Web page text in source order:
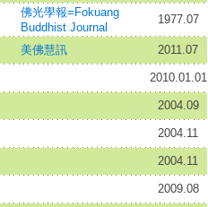
佛光學報=Fokuang
Buddhist Journal
1977.07
美佛慧訊 2011.07
2010.01.01
2004.09
2004.11
2004.11
2009.08